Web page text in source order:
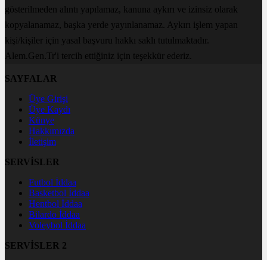
gösterilmeden alıntı yapılamaz, kanuna aykırı ve izinsiz olarak
kopyalanamaz, başka yerde yayınlanamaz. Aykırı işlem yapan
kişi/kişiler için yasal başvuru hakkı saklı tutulmaktadır.
Alem.Gen.Tr'i tercih ettiğiniz için teşekkür ederiz.
SAYFALAR
Üye Girişi
Üye Kaydı
Künye
Hakkımızda
İletişim
SERVİSLER
Futbol İddaa
Basketbol İddaa
Hentbol İddaa
Bilardo İddaa
Voleybol İddaa
SERVİSLER 2